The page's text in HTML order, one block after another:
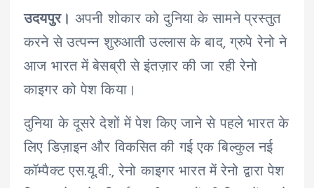
उदयपुर।अपनी शोकार को दुनिया के सामने प्रस्तुत
करने से उत्पन्न शुरुआती उल्लास के बाद, ग्रुपे रेनो ने
आज भारत में बेसब्री से इंतज़ार की जा रही रेनो
काइगर को पेश किया।
दुनिया के दूसरे देशों में पेश किए जाने से पहले भारत के
लिए डिज़ाइन और विकसित की गई एक बिल्कुल नई
कॉम्पैक्ट एस.यू.वी., रेनो काइगर भारत में रेनो द्वारा पेश